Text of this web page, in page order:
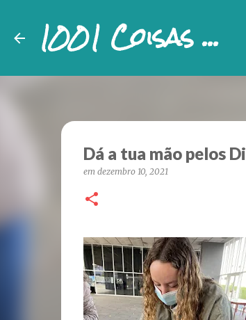
1001 Coisas ...
Dá a tua mão pelos
em dezembro 10, 2021